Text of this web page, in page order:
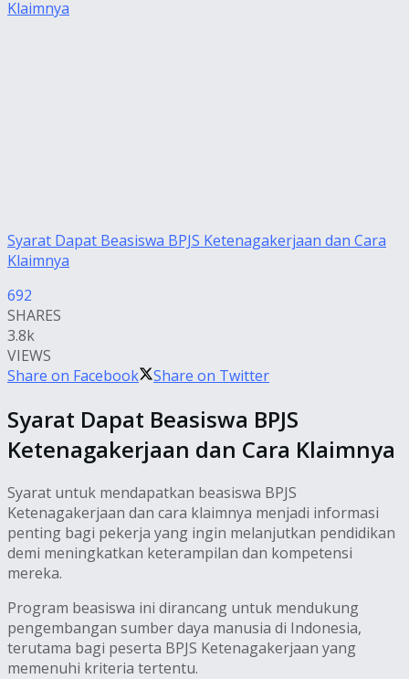
Syarat Dapat Beasiswa BPJS Ketenagakerjaan dan Cara
Klaimnya
692
SHARES
3.8k
VIEWS
Share on Facebook
Share on Twitter
Syarat Dapat Beasiswa BPJS
Ketenagakerjaan dan Cara Klaimnya
Syarat untuk mendapatkan beasiswa BPJS
Ketenagakerjaan dan cara klaimnya menjadi informasi
penting bagi pekerja yang ingin melanjutkan pendidikan
demi meningkatkan keterampilan dan kompetensi
mereka.
Program beasiswa ini dirancang untuk mendukung
pengembangan sumber daya manusia di Indonesia,
terutama bagi peserta BPJS Ketenagakerjaan yang
memenuhi kriteria tertentu.